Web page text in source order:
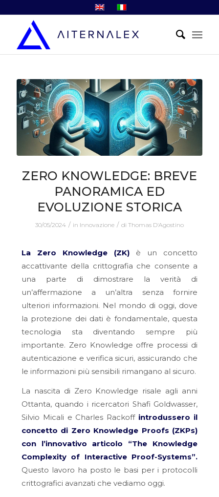
ZERO KNOWLEDGE: BREVE
PANORAMICA ED
EVOLUZIONE STORICA
30/05/2024 / in Innovazione / di Thomas D'Agostino
La Zero Knowledge (ZK) è un concetto
accattivante della crittografia che consente a
una parte di dimostrare la verità di
un’affermazione a un’altra senza fornire
ulteriori informazioni. Nel mondo di oggi, dove
la protezione dei dati è fondamentale, questa
tecnologia sta diventando sempre più
importante. Zero Knowledge offre processi di
autenticazione e verifica sicuri, assicurando che
le informazioni più sensibili rimangano al sicuro.
La nascita di Zero Knowledge risale agli anni
Ottanta, quando i ricercatori Shafi Goldwasser,
Silvio Micali e Charles Rackoff introdussero il
concetto di Zero Knowledge Proofs (ZKPs)
con l’innovativo articolo “The Knowledge
Complexity of Interactive Proof-Systems”.
Questo lavoro ha posto le basi per i protocolli
crittografici avanzati che vediamo oggi.